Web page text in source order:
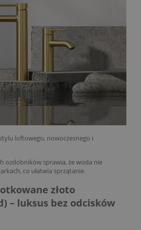
loftowego, nowoczesnego i
ozdobników sprawia, że woda nie
co ułatwia sprzątanie.
złoto
– luksus bez odcisków